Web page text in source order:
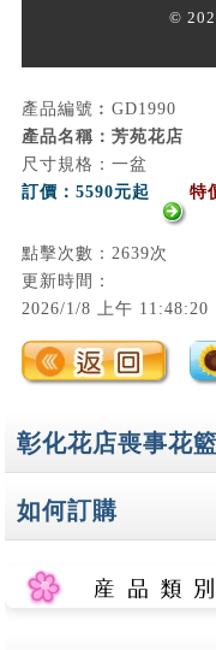
©
產品編號︰GD1990
產品名稱：芳苑花店
尺寸規格：一盆
訂價：5590元起
特
點擊次數：2639次
更新時間：
2026/1/8 上午 11:48:20
彰化花店喪事花
如何訂購